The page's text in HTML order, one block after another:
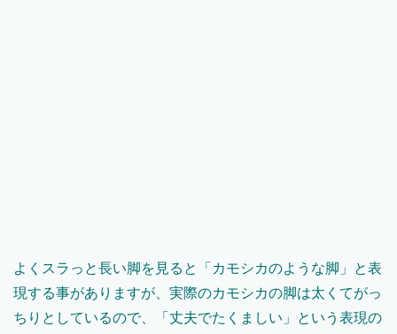
よくスラっと長い脚を見ると「カモシカのような脚」と表
現する事がありますが、実際のカモシカの脚は太くてがっ
ちりとしているので、「丈夫でたくましい」という表現の